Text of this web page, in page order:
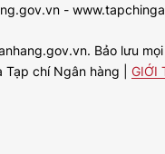
-
Bảo lưu
chí Ngân hàng | GIỚI